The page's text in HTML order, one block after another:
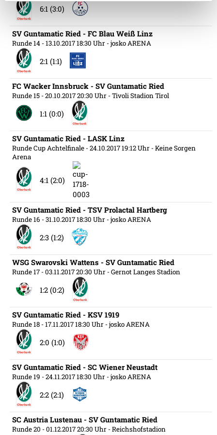
Weitere Details, insbesondere zu Speicherdauer und
Empfänger entnehmen Sie unserer
Datenschutzerklärung
6:1 (3:0)
SV Guntamatic Ried - FC Blau Weiß Linz
Runde 14 - 13.10.2017 18:30 Uhr - josko ARENA
2:1 (1:1)
FC Wacker Innsbruck - SV Guntamatic Ried
Runde 15 - 20.10.2017 20:30 Uhr - Tivoli Stadion Tirol
1:1 (0:0)
SV Guntamatic Ried - LASK Linz
Runde Cup Achtelfinale - 24.10.2017 19:12 Uhr - Keine Sorgen
Arena
4:1 (2:0)
SV Guntamatic Ried - TSV Prolactal Hartberg
Runde 16 - 31.10.2017 18:30 Uhr - josko ARENA
2:3 (1:2)
WSG Swarovski Wattens - SV Guntamatic Ried
Runde 17 - 03.11.2017 20:30 Uhr - Gernot Langes Stadion
1:2 (0:2)
SV Guntamatic Ried - KSV 1919
Runde 18 - 17.11.2017 18:30 Uhr - josko ARENA
2:0 (1:0)
SV Guntamatic Ried - SC Wiener Neustadt
Runde 19 - 24.11.2017 18:30 Uhr - josko ARENA
2:2 (2:1)
SC Austria Lustenau - SV Guntamatic Ried
Runde 20 - 01.12.2017 20:30 Uhr - Reichshofstadion